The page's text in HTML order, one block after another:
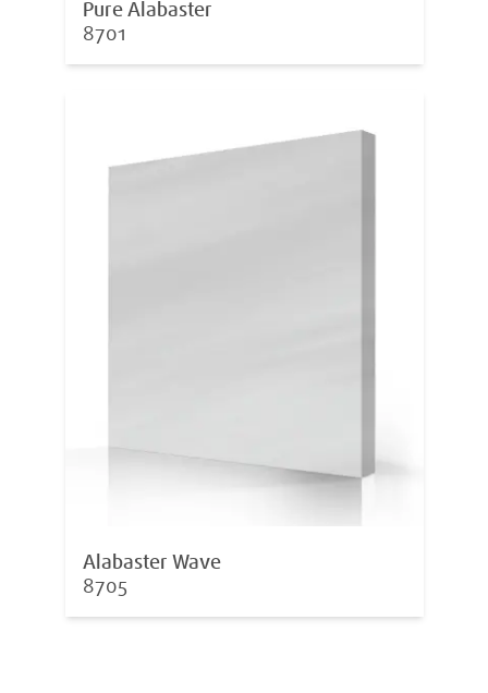
Pure Alabaster
8701
Alabaster Wave
8705